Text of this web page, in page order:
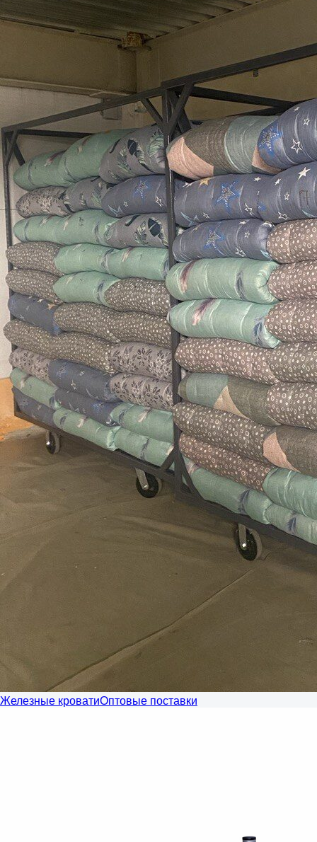
Железные кроватиОптовые поставки